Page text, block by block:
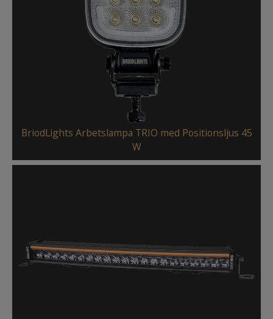
BriodLights Arbetslampa TRIO med Positionsljus 45
W